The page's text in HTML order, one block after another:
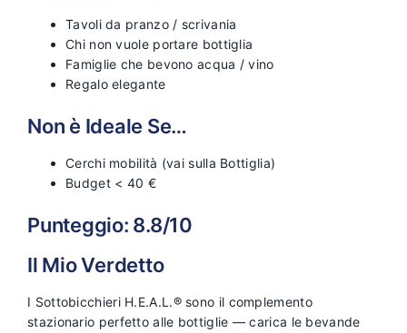
Tavoli da pranzo / scrivania
Chi non vuole portare bottiglia
Famiglie che bevono acqua / vino
Regalo elegante
Non è Ideale Se…
Cerchi mobilità (vai sulla Bottiglia)
Budget < 40 €
Punteggio: 8.8/10
Il Mio Verdetto
I Sottobicchieri H.E.A.L.® sono il complemento
stazionario perfetto alle bottiglie — carica le bevande